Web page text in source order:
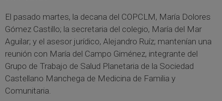
El pasado martes, la decana del COPCLM, María Dolores
Gómez Castillo; la secretaria del colegio, María del Mar
Aguilar; y el asesor jurídico, Alejandro Ruíz; mantenían una
reunión con María del Campo Giménez, integrante del
Grupo de Trabajo de Salud Planetaria de la Sociedad
Castellano Manchega de Medicina de Familia y
Comunitaria.